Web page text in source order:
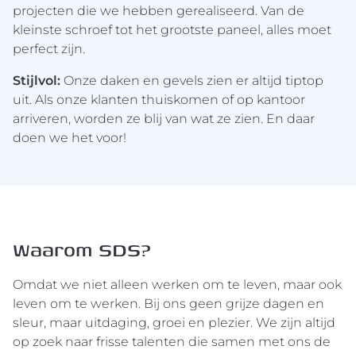
projecten die we hebben gerealiseerd. Van de
kleinste schroef tot het grootste paneel, alles moet
perfect zijn.
Stijlvol: Onze daken en gevels zien er altijd tiptop
uit. Als onze klanten thuiskomen of op kantoor
arriveren, worden ze blij van wat ze zien. En daar
doen we het voor!
Waarom SDS?
Omdat we niet alleen werken om te leven, maar ook
leven om te werken. Bij ons geen grijze dagen en
sleur, maar uitdaging, groei en plezier. We zijn altijd
op zoek naar frisse talenten die samen met ons de